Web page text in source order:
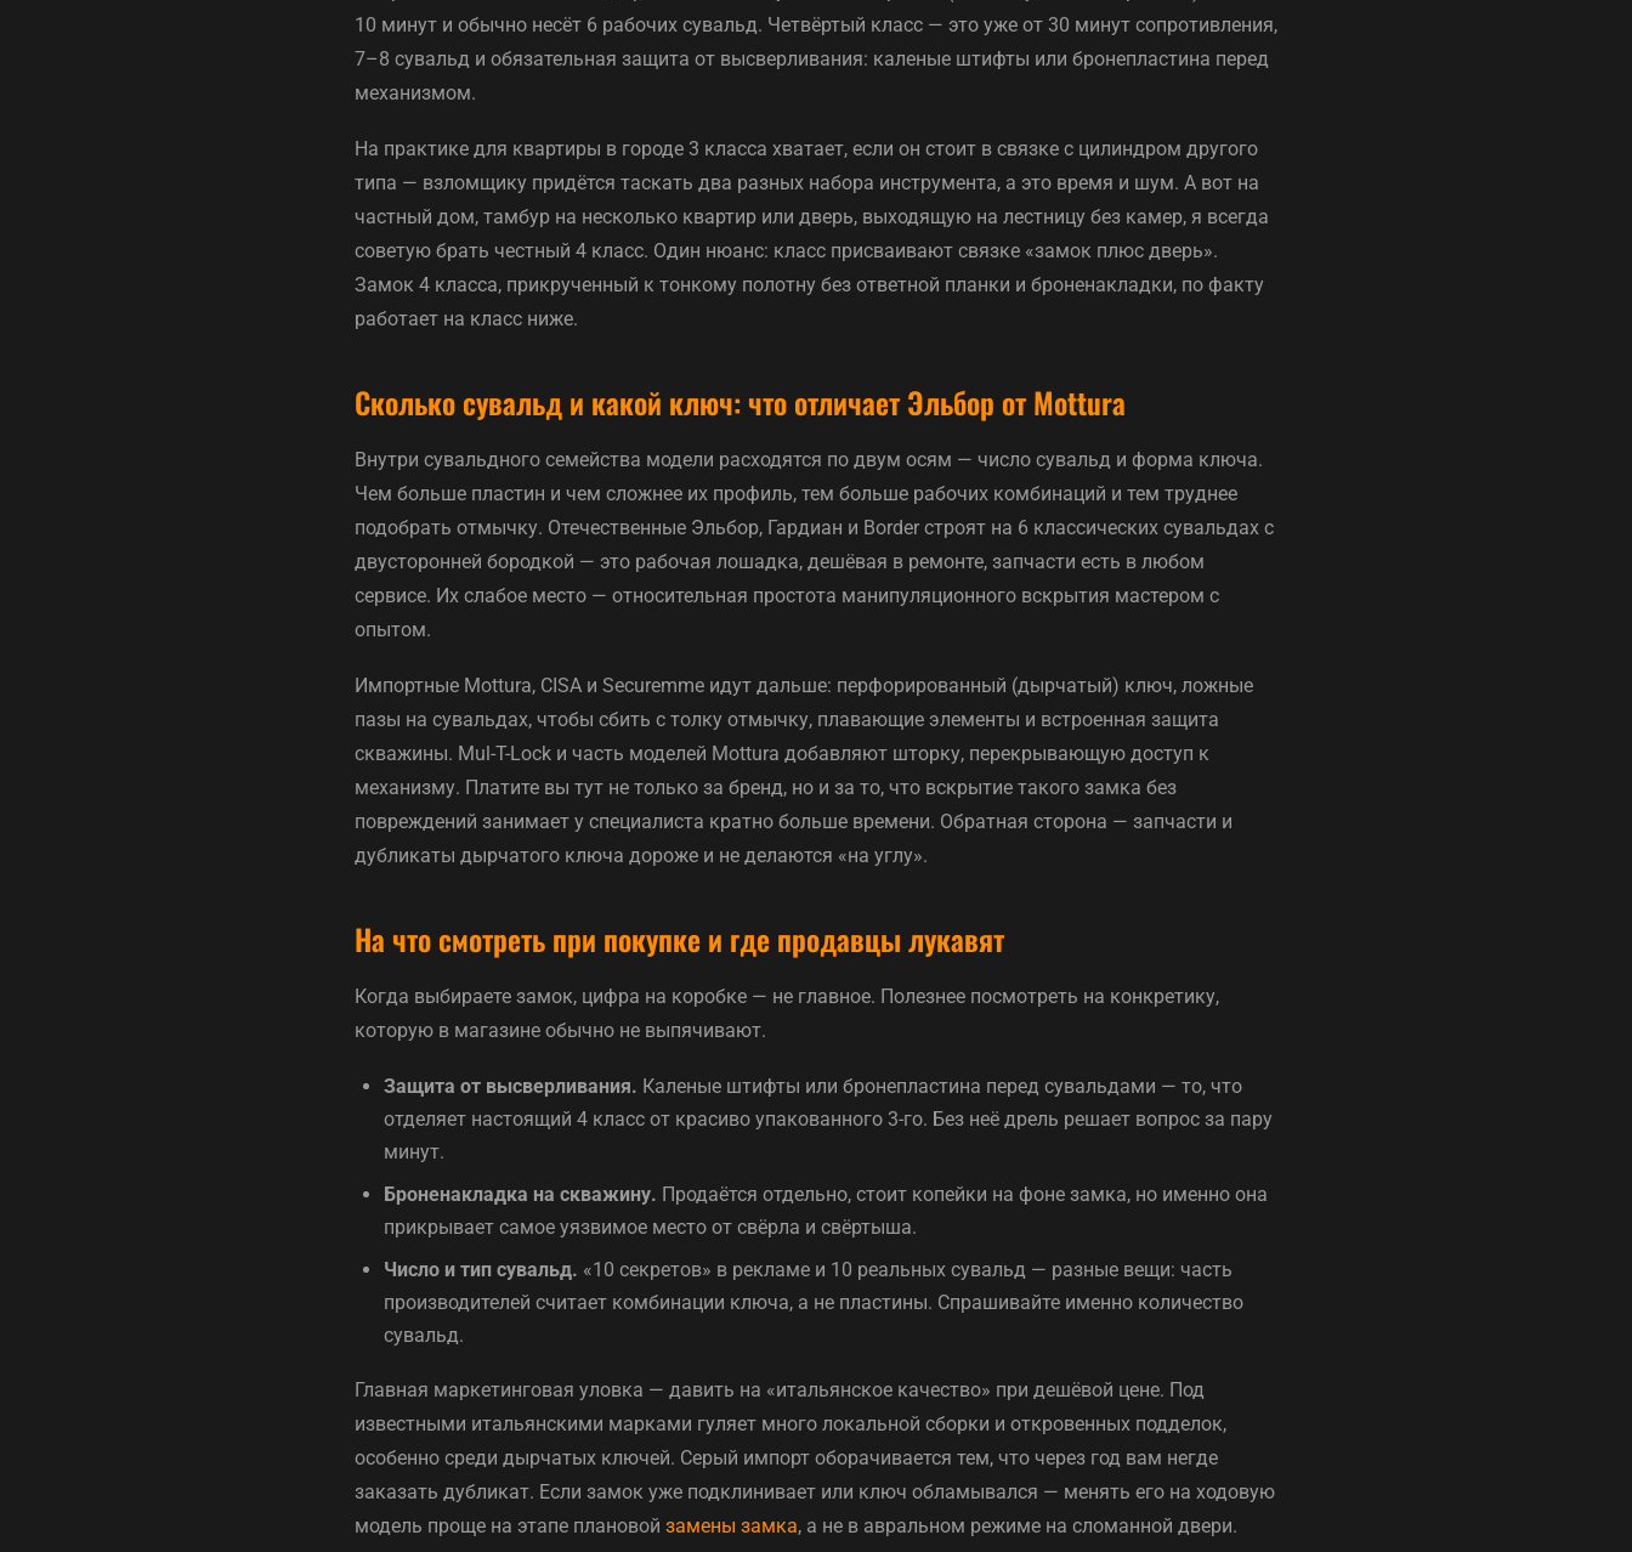
10 минут и обычно несёт 6 рабочих сувальд. Четвёртый класс — это уже от 30 минут сопротивления,
7–8 сувальд и обязательная защита от высверливания: каленые штифты или бронепластина перед
механизмом.
На практике для квартиры в городе 3 класса хватает, если он стоит в связке с цилиндром другого
типа — взломщику придётся таскать два разных набора инструмента, а это время и шум. А вот на
частный дом, тамбур на несколько квартир или дверь, выходящую на лестницу без камер, я всегда
советую брать честный 4 класс. Один нюанс: класс присваивают связке «замок плюс дверь».
Замок 4 класса, прикрученный к тонкому полотну без ответной планки и броненакладки, по факту
работает на класс ниже.
Сколько сувальд и какой ключ: что отличает Эльбор от Mottura
Внутри сувальдного семейства модели расходятся по двум осям — число сувальд и форма ключа.
Чем больше пластин и чем сложнее их профиль, тем больше рабочих комбинаций и тем труднее
подобрать отмычку. Отечественные Эльбор, Гардиан и Border строят на 6 классических сувальдах с
двусторонней бородкой — это рабочая лошадка, дешёвая в ремонте, запчасти есть в любом
сервисе. Их слабое место — относительная простота манипуляционного вскрытия мастером с
опытом.
Импортные Mottura, CISA и Securemme идут дальше: перфорированный (дырчатый) ключ, ложные
пазы на сувальдах, чтобы сбить с толку отмычку, плавающие элементы и встроенная защита
скважины. Mul-T-Lock и часть моделей Mottura добавляют шторку, перекрывающую доступ к
механизму. Платите вы тут не только за бренд, но и за то, что вскрытие такого замка без
повреждений занимает у специалиста кратно больше времени. Обратная сторона — запчасти и
дубликаты дырчатого ключа дороже и не делаются «на углу».
На что смотреть при покупке и где продавцы лукавят
Когда выбираете замок, цифра на коробке — не главное. Полезнее посмотреть на конкретику,
которую в магазине обычно не выпячивают.
Защита от высверливания. Каленые штифты или бронепластина перед сувальдами — то, что
отделяет настоящий 4 класс от красиво упакованного 3-го. Без неё дрель решает вопрос за пару
минут.
Броненакладка на скважину. Продаётся отдельно, стоит копейки на фоне замка, но именно она
прикрывает самое уязвимое место от свёрла и свёртыша.
Число и тип сувальд. «10 секретов» в рекламе и 10 реальных сувальд — разные вещи: часть
производителей считает комбинации ключа, а не пластины. Спрашивайте именно количество
сувальд.
Главная маркетинговая уловка — давить на «итальянское качество» при дешёвой цене. Под
известными итальянскими марками гуляет много локальной сборки и откровенных подделок,
особенно среди дырчатых ключей. Серый импорт оборачивается тем, что через год вам негде
заказать дубликат. Если замок уже подклинивает или ключ обламывался — менять его на ходовую
модель проще на этапе плановой замены замка, а не в авральном режиме на сломанной двери.